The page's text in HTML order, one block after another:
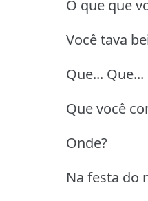
O que que
Você tava
Que...
Que você
Onde?
Na festa do